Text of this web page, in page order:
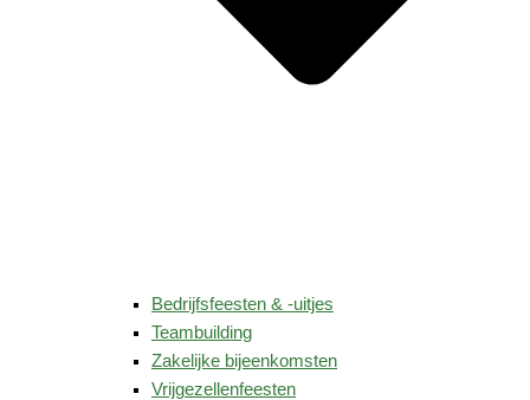
Bedrijfsfeesten & -uitjes
Teambuilding
Zakelijke bijeenkomsten
Vrijgezellenfeesten